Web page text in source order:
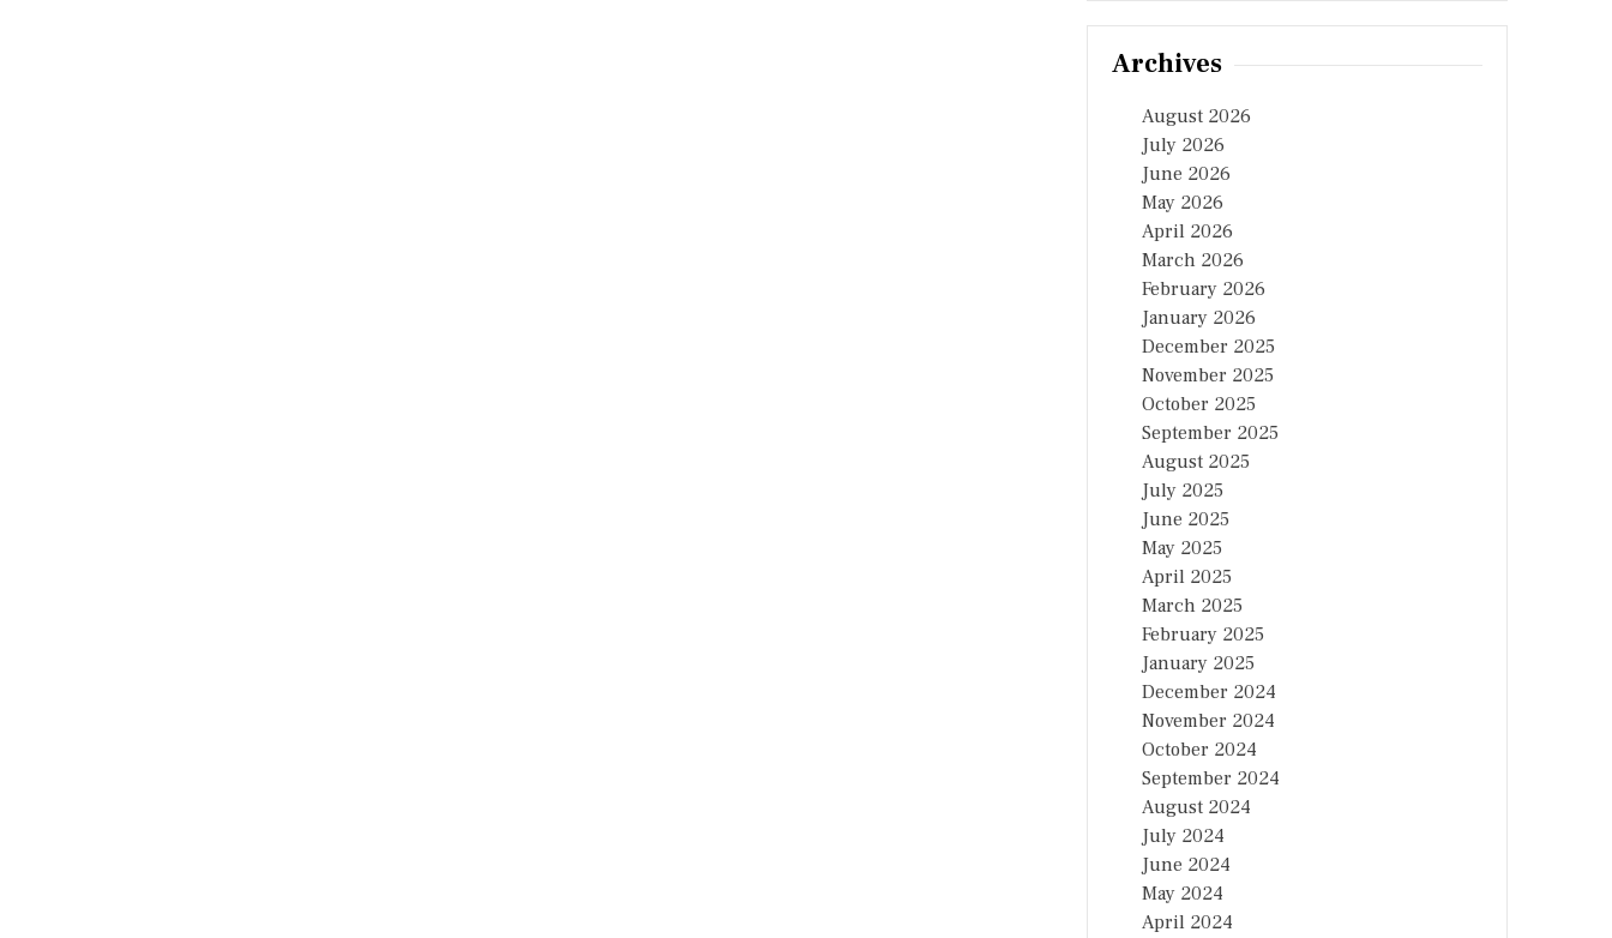
Archives
August 2026
July 2026
June 2026
May 2026
April 2026
March 2026
February 2026
January 2026
December 2025
November 2025
October 2025
September 2025
August 2025
July 2025
June 2025
May 2025
April 2025
March 2025
February 2025
January 2025
December 2024
November 2024
October 2024
September 2024
August 2024
July 2024
June 2024
May 2024
April 2024